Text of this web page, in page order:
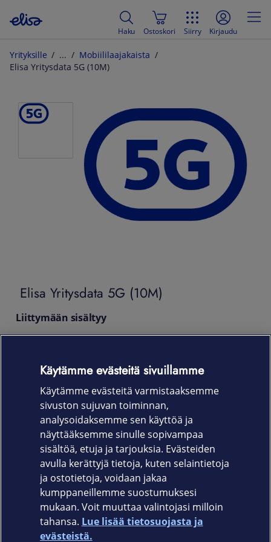
Haku Ostoskori Siirry Kirjaudu
Yrityksille
Mobiililaajakaista
Elisa Yritysdata 5G (10M)
Elisa Yritysdata 5G (10M)
Liittymään sisältyy
EU-data: 24,5 Gt/kk
Lähetysnopeus: 5 Mbit/s
Osta lisäpalveluna
Elisa Mobiiliturva Yrityksille
Tuote on poistunut valikoimastamme.
Elisa.fi
Käytämme evästeitä sivuillamme
Käytämme evästeitä varmistaaksemme
sivuston sujuvan toiminnan,
analysoidaksemme sen käyttöä ja
näyttääksemme sinulle sopivampaa
sisältöä, etuja ja tarjouksia. Evästeiden
avulla kerättyjä tietoja, kuten selaintietoja
ja ostotietoja, voidaan jakaa
kumppaneillemme suostumuksesi
mukaan. Voit muuttaa valintojasi milloin
tahansa. Lue lisää tietosuojasta ja
evästeistä.